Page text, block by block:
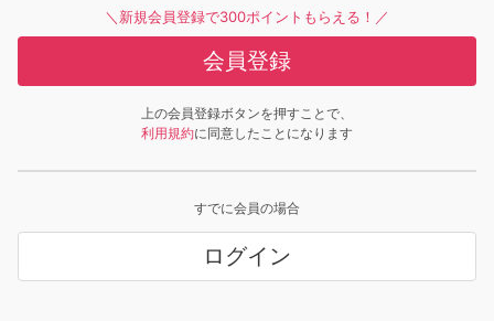
＼新規会員登録で300ポイントもらえる！／
会員登録
上の会員登録ボタンを押すことで、
利用規約に同意したことになります
すでに会員の場合
ログイン